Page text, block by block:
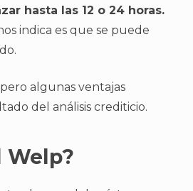
hasta las 12 o 24 horas.
indica es que se puede
algunas ventajas
del análisis crediticio.
Welp?